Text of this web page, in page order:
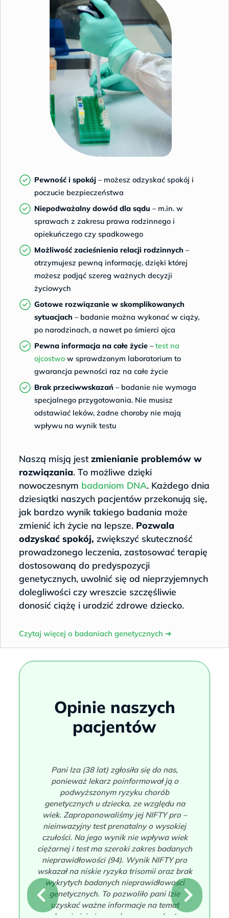
Pewność i spokój – możesz odzyskać spokój i
poczucie bezpieczeństwa
Niepodważalny dowód dla sądu – m.in. w
sprawach z zakresu prawa rodzinnego i
opiekuńczego czy spadkowego
Możliwość zacieśnienia relacji rodzinnych –
otrzymujesz pewną informację, dzięki której
możesz podjąć szereg ważnych decyzji
życiowych
Gotowe rozwiązanie w skomplikowanych
sytuacjach – badanie można wykonać w ciąży,
po narodzinach, a nawet po śmierci ojca
Pewna informacja na całe życie –test na
ojcostwo w sprawdzonym laboratorium to
gwarancja pewności raz na całe życie
Brak przeciwwskazań – badanie nie wymaga
specjalnego przygotowania. Nie musisz
odstawiać leków, żadne choroby nie mają
wpływu na wynik testu
Naszą misją jest zmienianie problemów w
rozwiązania. To możliwe dzięki
nowoczesnym badaniom DNA. Każdego dnia
dziesiątki naszych pacjentów przekonują się,
jak bardzo wynik takiego badania może
zmienić ich życie na lepsze. Pozwala
odzyskać spokój, zwiększyć skuteczność
prowadzonego leczenia, zastosować terapię
dostosowaną do predyspozycji
genetycznych, uwolnić się od nieprzyjemnych
dolegliwości czy wreszcie szczęśliwie
donosić ciążę i urodzić zdrowe dziecko.
Czytaj więcej o badaniach genetycznych ➜
Opinie
Pani Iza (38 lat) zgłosiła się do nas,
ponieważ lekarz poinformował ją o
podwyższonym ryzyku chorób
genetycznych u dziecka, ze względu na
wiek. Zaproponowaliśmy jej NIFTY pro –
nieinwazyjny test prenatalny o wysokiej
czułości. Na jego wynik nie wpływa wiek
ciężarnej i test ma szeroki zakres badanych
nieprawidłowości (94). Wynik NIFTY pro
wskazał na niskie ryzyka trisomii oraz brak
wykrytych badanych nieprawidłowości
genetycznych. To pozwoliło pani Izie
uzyskać ważne informacje na temat
P
N